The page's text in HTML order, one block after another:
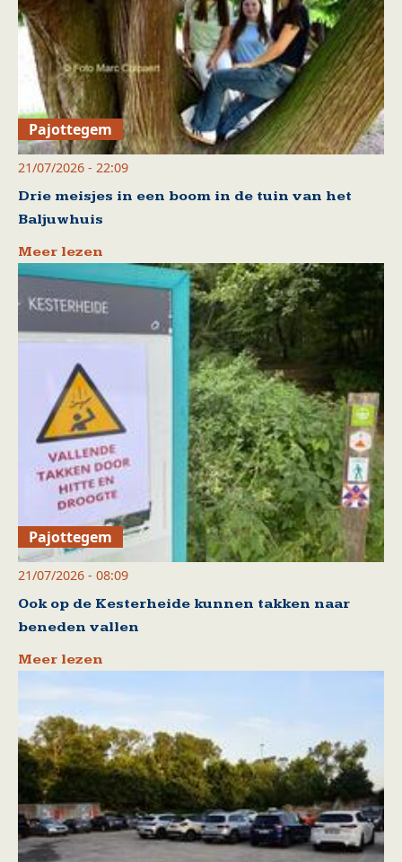
Pajottegem
21/07/2026 - 22:09
Drie meisjes in een boom in de tuin van het
Baljuwhuis
Meer lezen
Pajottegem
21/07/2026 - 08:09
Ook op de Kesterheide kunnen takken naar
beneden vallen
Meer lezen